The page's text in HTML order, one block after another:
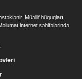
Müəllif hüquqları
internet səhifələrində